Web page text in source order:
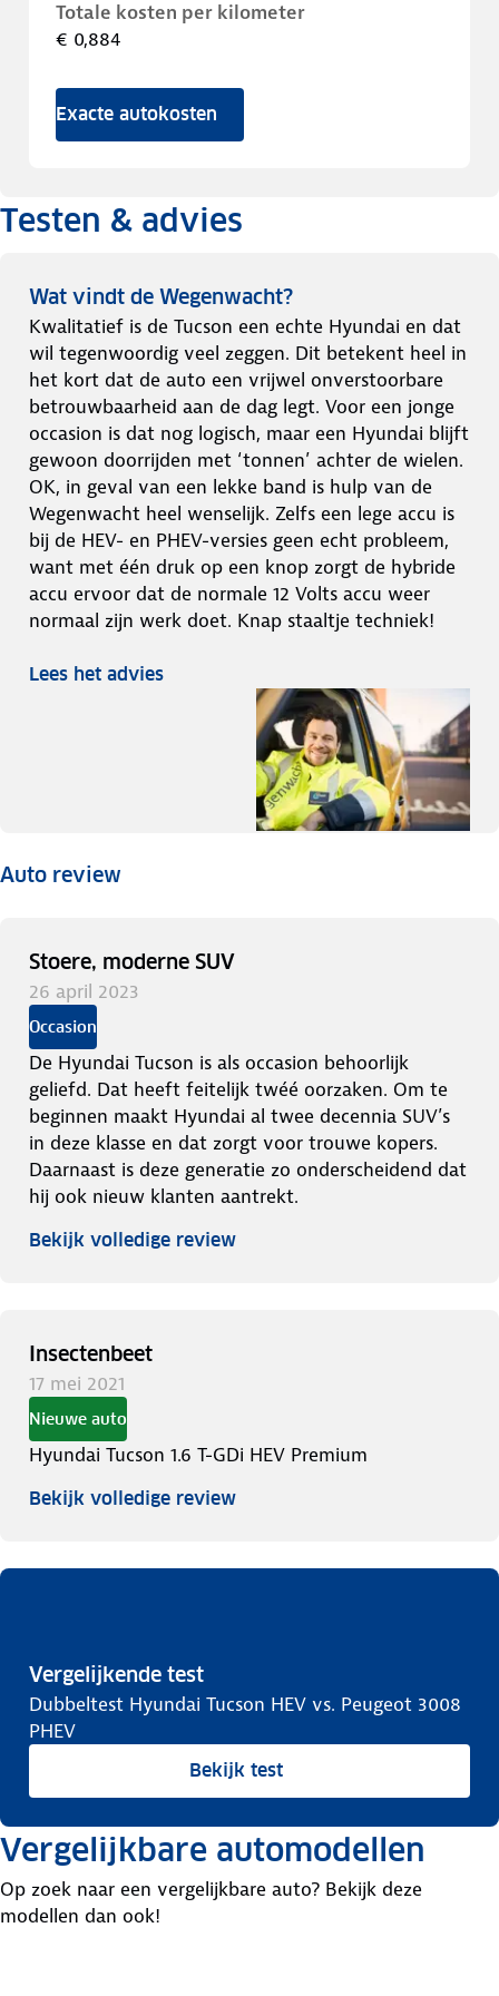
Totale kosten per kilometer
€ 0,884
Exacte autokosten
Testen & advies
Wat vindt de Wegenwacht?
Kwalitatief is de Tucson een echte Hyundai en dat
wil tegenwoordig veel zeggen. Dit betekent heel in
het kort dat de auto een vrijwel onverstoorbare
betrouwbaarheid aan de dag legt. Voor een jonge
occasion is dat nog logisch, maar een Hyundai blijft
gewoon doorrijden met ‘tonnen’ achter de wielen.
OK, in geval van een lekke band is hulp van de
Wegenwacht heel wenselijk. Zelfs een lege accu is
bij de HEV- en PHEV-versies geen echt probleem,
want met één druk op een knop zorgt de hybride
accu ervoor dat de normale 12 Volts accu weer
normaal zijn werk doet. Knap staaltje techniek!
Lees het advies
Auto review
Stoere, moderne SUV
26 april 2023
Occasion
De Hyundai Tucson is als occasion behoorlijk
geliefd. Dat heeft feitelijk twéé oorzaken. Om te
beginnen maakt Hyundai al twee decennia SUV’s
in deze klasse en dat zorgt voor trouwe kopers.
Daarnaast is deze generatie zo onderscheidend dat
hij ook nieuw klanten aantrekt.
Bekijk volledige review
Insectenbeet
17 mei 2021
Nieuwe auto
Hyundai Tucson 1.6 T-GDi HEV Premium
Bekijk volledige review
Vergelijkende test
Dubbeltest Hyundai Tucson HEV vs. Peugeot 3008
PHEV
Bekijk test
Vergelijkbare automodellen
Op zoek naar een vergelijkbare auto? Bekijk deze
modellen dan ook!